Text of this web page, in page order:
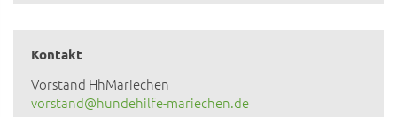
Kontakt
Vorstand HhMariechen
vorstand@hundehilfe-mariechen.de